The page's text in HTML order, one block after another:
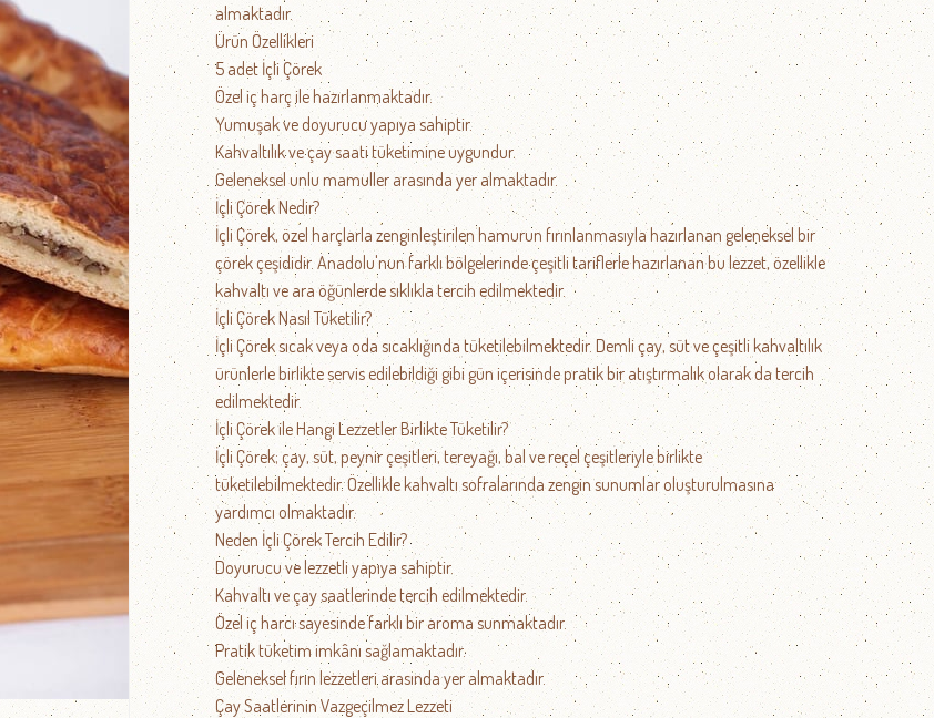
almaktadır.
Ürün Özellikleri
5 adet İçli Çörek
Özel iç harç ile hazırlanmaktadır.
Yumuşak ve doyurucu yapıya sahiptir.
Kahvaltılık ve çay saati tüketimine uygundur.
Geleneksel unlu mamuller arasında yer almaktadır.
İçli Çörek Nedir?
İçli Çörek, özel harçlarla zenginleştirilen hamurun fırınlanmasıyla hazırlanan geleneksel bir
çörek çeşididir. Anadolu'nun farklı bölgelerinde çeşitli tariflerle hazırlanan bu lezzet, özellikle
kahvaltı ve ara öğünlerde sıklıkla tercih edilmektedir.
İçli Çörek Nasıl Tüketilir?
İçli Çörek sıcak veya oda sıcaklığında tüketilebilmektedir. Demli çay, süt ve çeşitli kahvaltılık
ürünlerle birlikte servis edilebildiği gibi gün içerisinde pratik bir atıştırmalık olarak da tercih
edilmektedir.
İçli Çörek ile Hangi Lezzetler Birlikte Tüketilir?
İçli Çörek; çay, süt, peynir çeşitleri, tereyağı, bal ve reçel çeşitleriyle birlikte
tüketilebilmektedir. Özellikle kahvaltı sofralarında zengin sunumlar oluşturulmasına
yardımcı olmaktadır.
Neden İçli Çörek Tercih Edilir?
Doyurucu ve lezzetli yapıya sahiptir.
Kahvaltı ve çay saatlerinde tercih edilmektedir.
Özel iç harcı sayesinde farklı bir aroma sunmaktadır.
Pratik tüketim imkânı sağlamaktadır.
Geleneksel fırın lezzetleri arasında yer almaktadır.
Çay Saatlerinin Vazgeçilmez Lezzeti